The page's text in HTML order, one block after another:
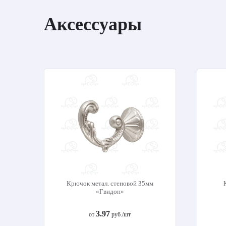
Аксессуары
Крючок метал. стеновой 35мм
«Гвидон»
от3.97 руб./шт